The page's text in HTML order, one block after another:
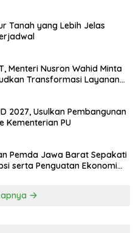
Tanah yang Lebih Jelas
Menteri Nusron Wahid Minta
Transformasi Layanan
2027, Usulkan Pembangunan
Kementerian PU
Pemda Jawa Barat Sepakati
serta Penguatan Ekonomi